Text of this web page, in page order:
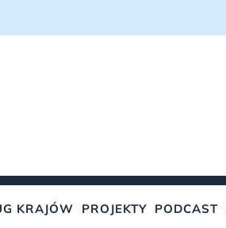
KRAJÓW PROJEKTY PODCAST